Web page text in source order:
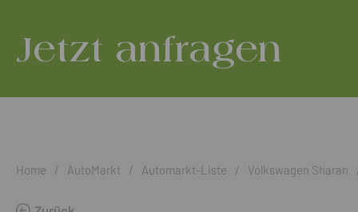
Jetzt anfragen
Home / AutoMarkt / Automarkt-Liste / Volkswagen Sharan